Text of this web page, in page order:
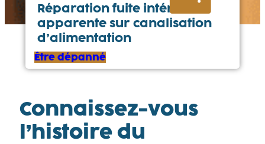
Réparation fuite intérieure
apparente sur canalisation
d’alimentation
Être dépanné
Connaissez-vous
l’histoire du